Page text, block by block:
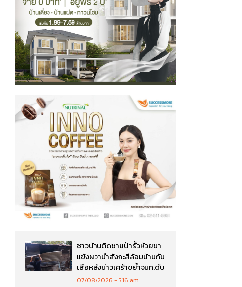
ชาวบ้านติดชายป่ารั้วห้วยขา
แข้งผวานำสังกะสีล้อมบ้านกัน
เสือหลังข่าวเศร้าขย้ำจนท.ดับ
07/08/2026 7:16 am